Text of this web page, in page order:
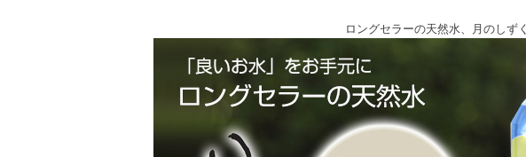
ロングセラーの天然水、月のしずく